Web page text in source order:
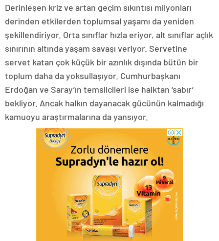
Derinleşen kriz ve artan geçim sıkıntısı milyonları
derinden etkilerden toplumsal yaşamı da yeniden
şekillendiriyor. Orta sınıflar hızla eriyor, alt sınıflar açlık
sınırının altında yaşam savaşı veriyor. Servetine
servet katan çok küçük bir azınlık dışında bütün bir
toplum daha da yoksullaşıyor. Cumhurbaşkanı
Erdoğan ve Saray’ın temsilcileri ise halktan ‘sabır’
bekliyor. Ancak halkın dayanacak gücünün kalmadığı
kamuoyu araştırmalarına da yansıyor.